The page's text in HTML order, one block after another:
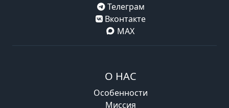
Телеграм
Вконтакте
MAX
О НАС
Особенности
Миссия